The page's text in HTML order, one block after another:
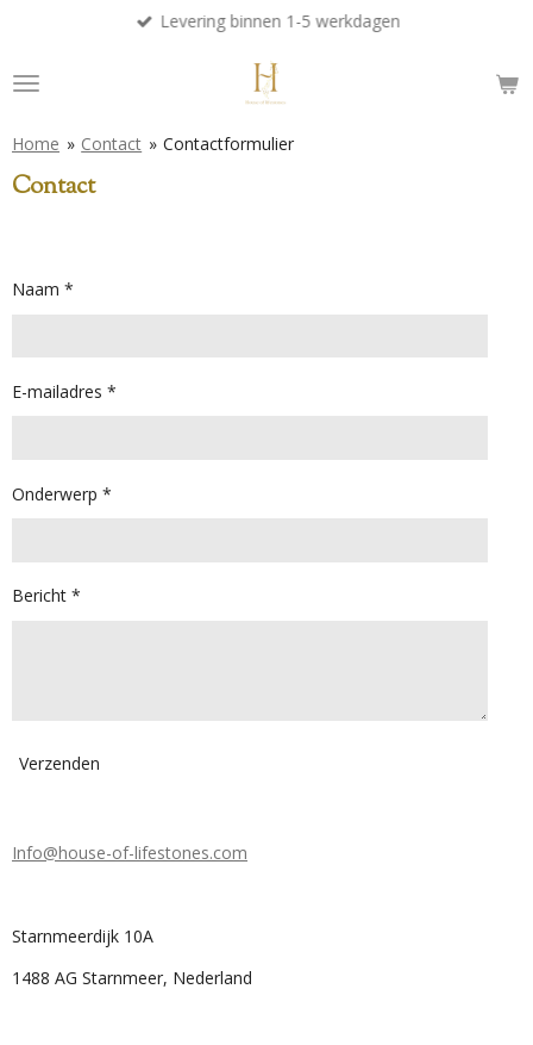
naar
de
Levering binnen 1-5 werkdagen
Home » Contact » Contactformulier
Contact
Naam *
E-mailadres *
Onderwerp *
Bericht *
Verzenden
Info@house-of-lifestones.com
Starnmeerdijk 10A
1488 AG Starnmeer, Nederland